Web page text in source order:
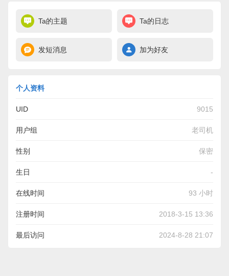
Ta的主题 Ta的日志
发短消息 加为好友
个人资料
UID 9015
用户组 老司机
性别 保密
生日 -
在线时间 93 小时
注册时间 2018-3-15 13:36
最后访问 2024-8-28 21:07